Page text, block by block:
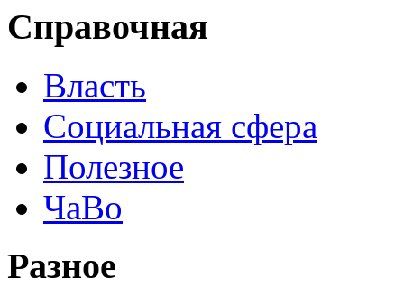
Справочная
Власть
Социальная сфера
Полезное
ЧаВо
Разное